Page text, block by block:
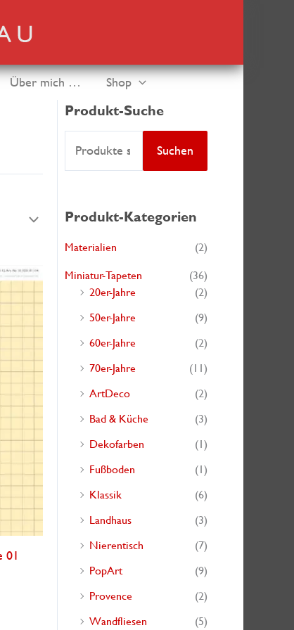
Über mich … Shop
01
Produkt-Suche
h
n
a
Suchen
Produkt-Kategorien
Materialien
(2)
Miniatur-Tapeten
(36)
20er-Jahre
(2)
50er-Jahre
(9)
60er-Jahre
(2)
70er-Jahre
(11)
ArtDeco
(2)
Bad & Küche
(3)
Dekofarben
(1)
Fußboden
(1)
Klassik
(6)
Landhaus
(3)
Nierentisch
(7)
PopArt
(9)
Provence
(2)
Wandfliesen
(5)